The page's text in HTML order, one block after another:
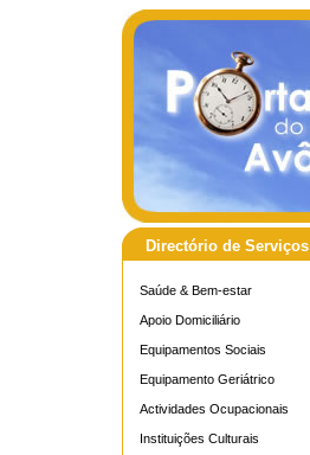
Directório de Serviços
Saúde & Bem-estar
Apoio Domiciliário
Equipamentos Sociais
Equipamento Geriátrico
Actividades Ocupacionais
Instituições Culturais